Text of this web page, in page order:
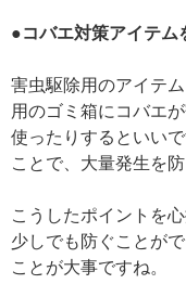
●コバエ対策アイテム
害虫駆除用のアイテ
用のゴミ箱にコバエ
使ったりするといい
ことで、大量発生を
こうしたポイントを
少しでも防ぐことが
ことが大事ですね。